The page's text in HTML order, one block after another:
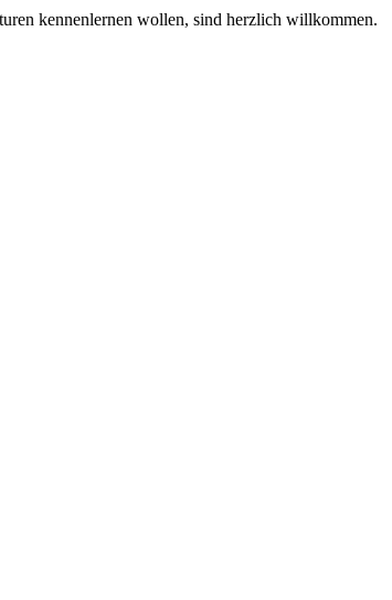
kennenlernen wollen, sind herzlich willkommen.